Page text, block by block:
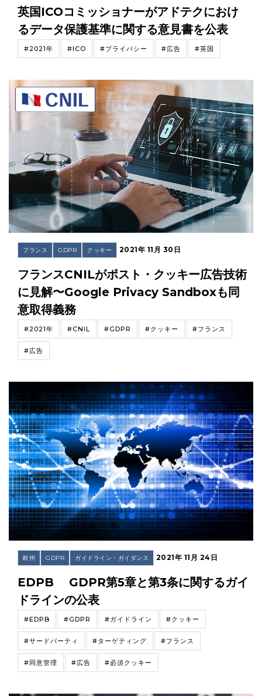
英国ICOコミッショナーがアドテクにおけ
るデータ保護基準に関する意見書を公表
#2021年 #ICO #プライバシー #広告 #英国
フランス GDPR クッキー 2021年 11月 30日
フランスCNILがポスト・クッキー広告技術
に見解〜Google Privacy Sandboxも同
意取得義務
#2021年 #CNIL #GDPR #クッキー #フランス
#広告
欧州 GDPR ガイドライン・ガイダンス 2021年 11月 24日
EDPB GDPR第5章と第3条に関するガイ
ドラインの公表
#EDPB #GDPR #ガイドライン #クッキー
#サードパーティ #ターゲティング #フランス
#同意管理 #広告 #必須クッキー